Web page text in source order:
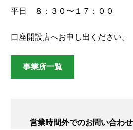
平日 ８：３０〜１７：００
口座開設店へお申し出ください。
事業所一覧
営業時間外でのお問い合わせ